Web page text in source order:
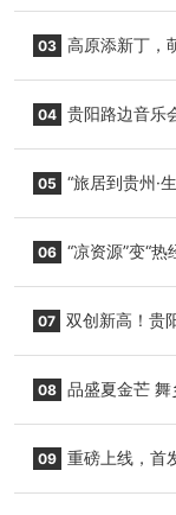
03 高原添新丁，
04 贵阳路边音乐
05 “旅居到贵州·
06 “凉资源”变“
07 双创新高！贵
08 品盛夏金芒 舞
09 重磅上线，首